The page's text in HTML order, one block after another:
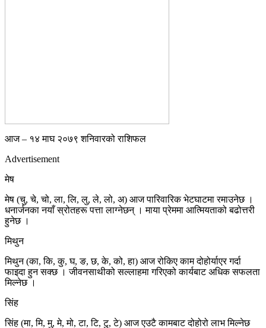
आज – १४ माघ २०७९ शनिवारको राशिफल
Advertisement
मेष
मेष (चु, चे, चो, ला, लि, लु, ले, लो, अ) आज पारिवारिक भेटघाटमा रमाउनेछ ।
धनार्जनका नयाँ स्रोतहरू पत्ता लाग्नेछन् । माया प्रेममा आत्मियताको बढोत्तरी
हुनेछ ।
मिथुन
मिथुन (का, कि, कु, घ, ङ, छ, के, को, हा) आज रोकिए काम दोहोर्याएर गर्दा
फाइदा हुन सक्छ । जीवनसाथीको सल्लाहमा गरिएको कार्यबाट अधिक सफलता
मिल्नेछ ।
सिंह
सिंह (मा, मि, मु, मे, मो, टा, टि, टु, टे) आज एउटै कामबाट दोहोरो लाभ मिल्नेछ